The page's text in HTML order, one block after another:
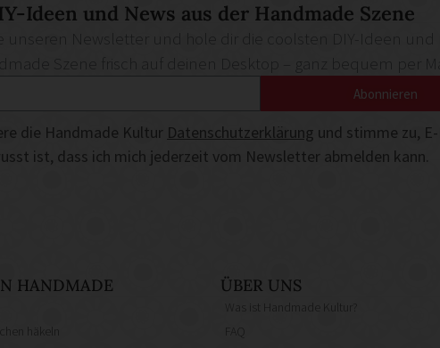
Ideen und News aus der Handmade Szene
Szene frisch auf deinen Desktop – ganz bequem per
die Handmade Kultur Datenschutzerklärung und stimme zu,
ist, dass ich mich jederzeit vom Newsletter abmelden kann.
Abonnieren
HANDMADE
häkeln
ÜBER UNS
Was ist Handmade Kultur?